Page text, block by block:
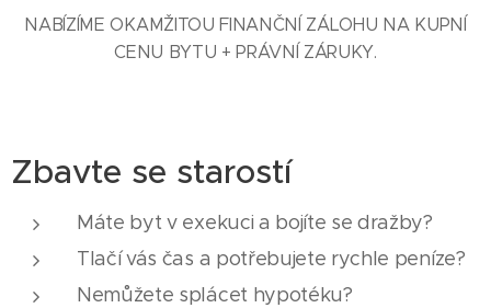
NABÍZÍME OKAMŽITOU FINANČNÍ ZÁLOHU NA KUPNÍ
CENU BYTU + PRÁVNÍ ZÁRUKY.
Zbavte se starostí
Máte byt v exekuci a bojíte se dražby?
Tlačí vás čas a potřebujete rychle peníze?
Nemůžete splácet hypotéku?